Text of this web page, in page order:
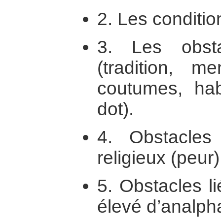
2. Les
3. Les
(tradition,
coutumes,
dot).
4.
religieux
5. Obstacles
élevé